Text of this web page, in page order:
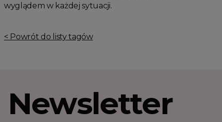
wyglądem w każdej sytuacji.
< Powrót do listy tagów
Newsletter